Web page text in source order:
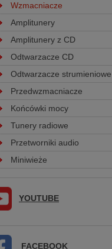
Wzmacniacze
Amplitunery
Amplitunery z CD
Odtwarzacze CD
Odtwarzacze strumieniowe
Przedwzmacniacze
Końcówki mocy
Tunery radiowe
Przetworniki audio
Miniwieże
YOUTUBE
FACEBOOK